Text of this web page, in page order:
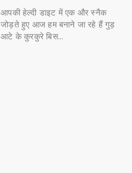
आपकी हेल्दी डाइट में एक और स्नैक
जोड़ते हुए आज हम बनाने जा रहे हैं गुड़
आटे के कुरकुरे बिस...